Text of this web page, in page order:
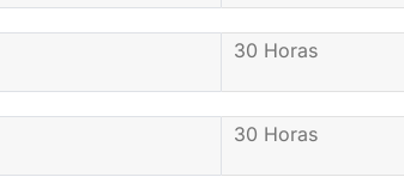
30 Horas
30 Horas